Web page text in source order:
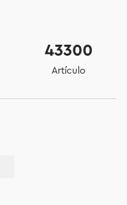
43300
Artículo